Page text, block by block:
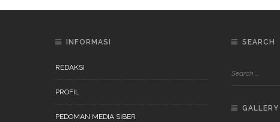
INFORMASI
REDAKSI
PROFIL
PEDOMAN MEDIA SIBER
SEARCH
GALLERY